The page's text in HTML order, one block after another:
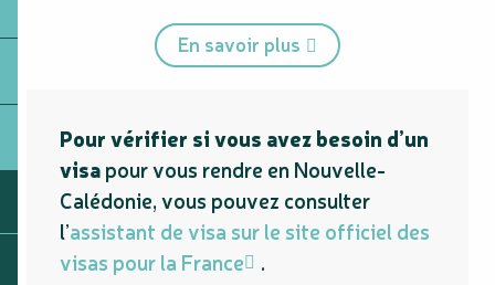
En savoir plus
Pour vérifier si vous avez besoin d’un
visapour vous rendre en Nouvelle-
Calédonie, vous pouvez consulter
l’assistant de visa sur le site officiel des
visas pour la France
.